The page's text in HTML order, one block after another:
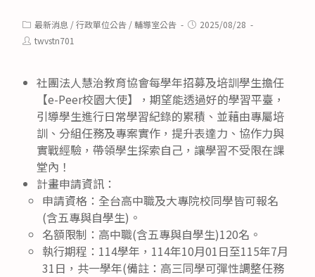
Post
category:
最新消息 /行政單位公告 /輔導室公告
Post2025/08/28
Posttwvstn701
社團法人慧治教育協會每學年招募及培訓學生擔任
【e-Peer校園大使】，期望能透過好的學習平臺，
引導學生進行日常學習紀錄的累積、並藉由專屬培
訓、分組任務及專案實作，提升表達力、協作力與
實戰經驗，帶領學生探索自己，讓學習不受限在課
堂內！
計畫申請資訊：
申請資格：全台高中職及大專院校同學皆可報名
(含五專與自學生)。
名額限制：高中職(含五專與自學生)120名。
執行期程：114學年，114年10月01日至115年7月
31日，共一學年(備註：高三同學可彈性調整任務